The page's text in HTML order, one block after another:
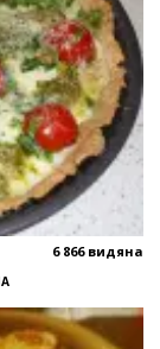
6 866 видяна